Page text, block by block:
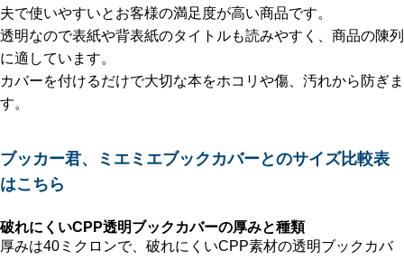
夫で使いやすいとお客様の満足度が高い商品です。
透明なので表紙や背表紙のタイトルも読みやすく、商品の陳列
に適しています。
カバーを付けるだけで大切な本をホコリや傷、汚れから防ぎま
す。
ブッカー君、ミエミエブックカバーとのサイズ比較表
はこちら
破れにくいCPP透明ブックカバーの厚みと種類
厚みは40ミクロンで、破れにくいCPP素材の透明ブックカバ